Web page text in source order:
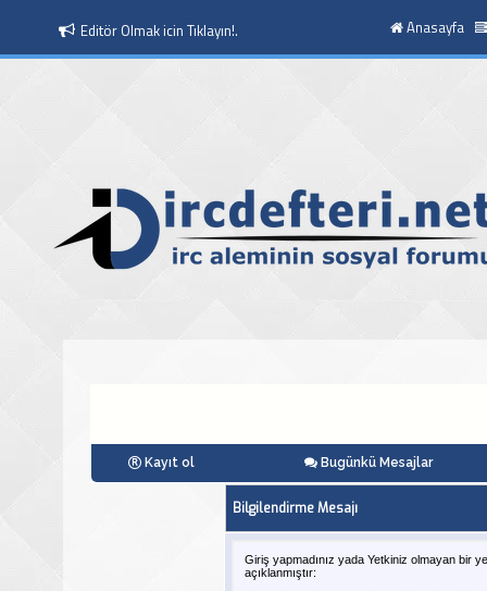
Editör Olmak icin Tıklayın!. Anasayfa
Kayıt ol Bugünkü Mesajlar
Bilgilendirme Mesajı
Giriş yapmadınız yada Yetkiniz olmayan bir
açıklanmıştır: